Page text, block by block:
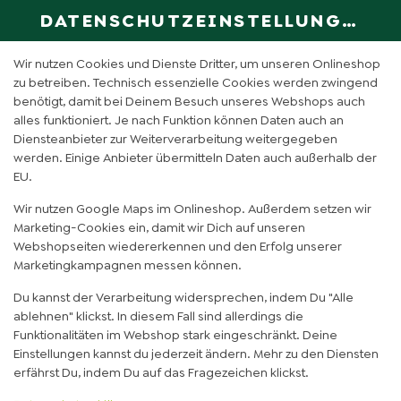
DATENSCHUTZEINSTELLUNGEN
Wir nutzen Cookies und Dienste Dritter, um unseren Onlineshop
zu betreiben. Technisch essenzielle Cookies werden zwingend
benötigt, damit bei Deinem Besuch unseres Webshops auch
alles funktioniert. Je nach Funktion können Daten auch an
Diensteanbieter zur Weiterverarbeitung weitergegeben
werden. Einige Anbieter übermitteln Daten auch außerhalb der
EU.
Wir nutzen Google Maps im Onlineshop. Außerdem setzen wir
Marketing-Cookies ein, damit wir Dich auf unseren
Webshopseiten wiedererkennen und den Erfolg unserer
Marketingkampagnen messen können.
Du kannst der Verarbeitung widersprechen, indem Du "Alle
ablehnen" klickst. In diesem Fall sind allerdings die
Funktionalitäten im Webshop stark eingeschränkt. Deine
Einstellungen kannst du jederzeit ändern. Mehr zu den Diensten
erfährst Du, indem Du auf das Fragezeichen klickst.
DE
FEHLER BEI DEINER